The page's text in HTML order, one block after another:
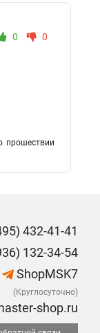
0
0
прошествии
432-41-41
132-34-54
ShopMSK7
(Круглосуточно)
shop.ru